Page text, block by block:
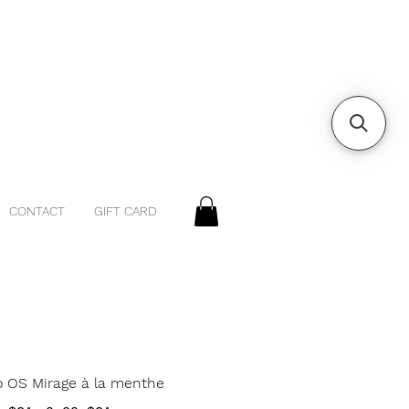
CONTACT GIFT CARD
OS Mirage à la menthe